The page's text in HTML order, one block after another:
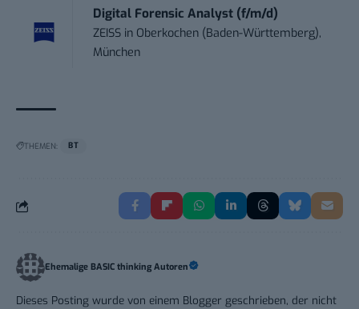
Digital Forensic Analyst (f/m/d)
ZEISS in Oberkochen (Baden-Württemberg),
München
THEMEN: BT
Ehemalige BASIC thinking Autoren
Dieses Posting wurde von einem Blogger geschrieben, der nicht